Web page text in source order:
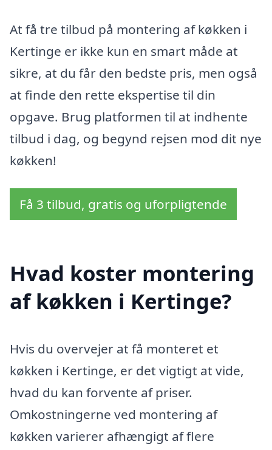
At få tre tilbud på montering af køkken i
Kertinge er ikke kun en smart måde at
sikre, at du får den bedste pris, men også
at finde den rette ekspertise til din
opgave. Brug platformen til at indhente
tilbud i dag, og begynd rejsen mod dit nye
køkken!
Få 3 tilbud, gratis og uforpligtende
Hvad koster montering
af køkken i Kertinge?
Hvis du overvejer at få monteret et
køkken i Kertinge, er det vigtigt at vide,
hvad du kan forvente af priser.
Omkostningerne ved montering af
køkken varierer afhængigt af flere